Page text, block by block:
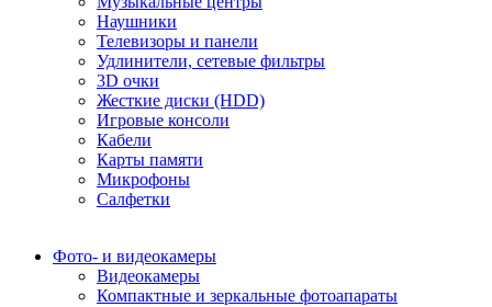
Наушники
Телевизоры и панели
Удлинители, сетевые фильтры
3D очки
Жесткие диски (HDD)
Игровые консоли
Кабели
Карты памяти
Микрофоны
Салфетки
Фото- и видеокамеры
Видеокамеры
Компактные и зеркальные фотоапараты